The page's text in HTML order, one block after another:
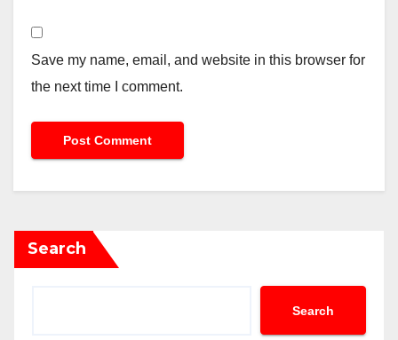
Save my name, email, and website in this browser for
the next time I comment.
Search
Search